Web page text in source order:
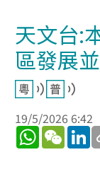
天文台:
區發展
19/5/2026 6:42
WhatsApp